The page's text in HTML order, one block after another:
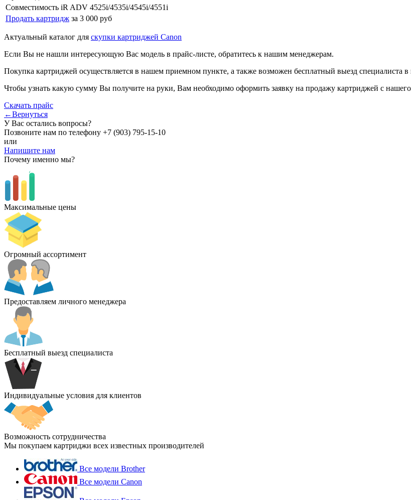
Совместимость iR ADV 4525i/4535i/4545i/4551i
Продать картридж за 3 000 руб
Актуальный каталог для скупки картриджей Canon
Если Вы не нашли интересующую Вас модель в прайс-листе, обратитесь к нашим менеджерам.
Покупка картриджей осуществляется в нашем приемном пункте, а также возможен бесплатный выезд специалиста
Чтобы узнать какую сумму Вы получите на руки, Вам необходимо оформить заявку на продажу картриджей с
Скачать прайс
←Вернуться
У Вас остались вопросы?
Позвоните нам по телефону +7 (903) 795-15-10
или
Напишите нам
Почему именно мы?
Максимальные цены
Огромный ассортимент
Предоставляем личного менеджера
Бесплатный выезд специалиста
Индивидуальные условия для клиентов
Возможность сотрудничества
Мы покупаем картриджи всех известных производителей
Все модели Brother
Все модели Canon